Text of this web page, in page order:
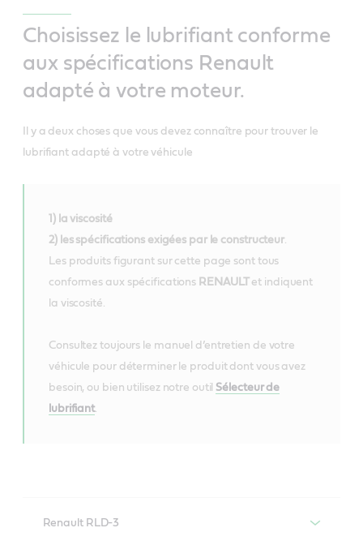
Choisissez le lubrifiant conforme
aux spécifications Renault
adapté à votre moteur.
Il y a deux choses que vous devez connaître pour trouver le
lubrifiant adapté à votre véhicule
1) la viscosité
2) les spécifications exigées par le constructeur
Les produits figurant sur cette page sont tous
conformes aux spécifications RENAULT et indiquent
la viscosité.
Consultez toujours le manuel d’entretien de votre
véhicule pour déterminer le produit dont vous avez
besoin, ou bien utilisez notre outil Sélecteur de
lubrifiant.
Renault RLD-3